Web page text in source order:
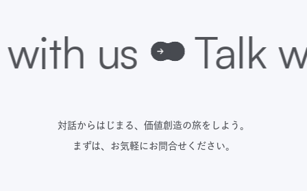
対話からはじまる、価値創造の旅をしよう。
まずは、お気軽にお問合せください。